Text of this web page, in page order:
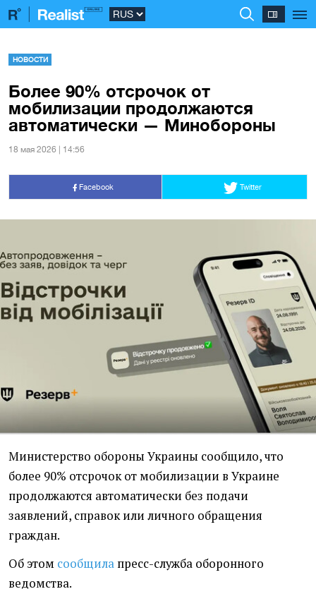
НОВОСТИ
Более 90% отсрочок от
мобилизации продолжаются
автоматически — Минобороны
18 мая 2026 | 14:56
Facebook Twitter
Министерство обороны Украины сообщило, что
более 90% отсрочок от мобилизации в Украине
продолжаются автоматически без подачи
заявлений, справок или личного обращения
граждан.
Об этом сообщила пресс-служба оборонного
ведомства.